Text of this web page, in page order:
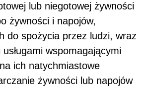
lub niegotowej żywności
żywności i napojów,
do spożycia przez ludzi, wraz
wspomagającymi
ich natychmiastowe
żywności lub napojów